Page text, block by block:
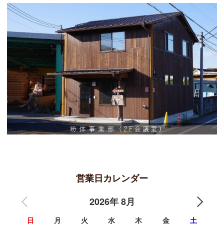
樹木・支障木でお困りの方
SDGsへの取組み
自然塗料オスモカラー(木材保護)
営業日カレンダー
2026年 8月
日 月 火 水 木 金 土